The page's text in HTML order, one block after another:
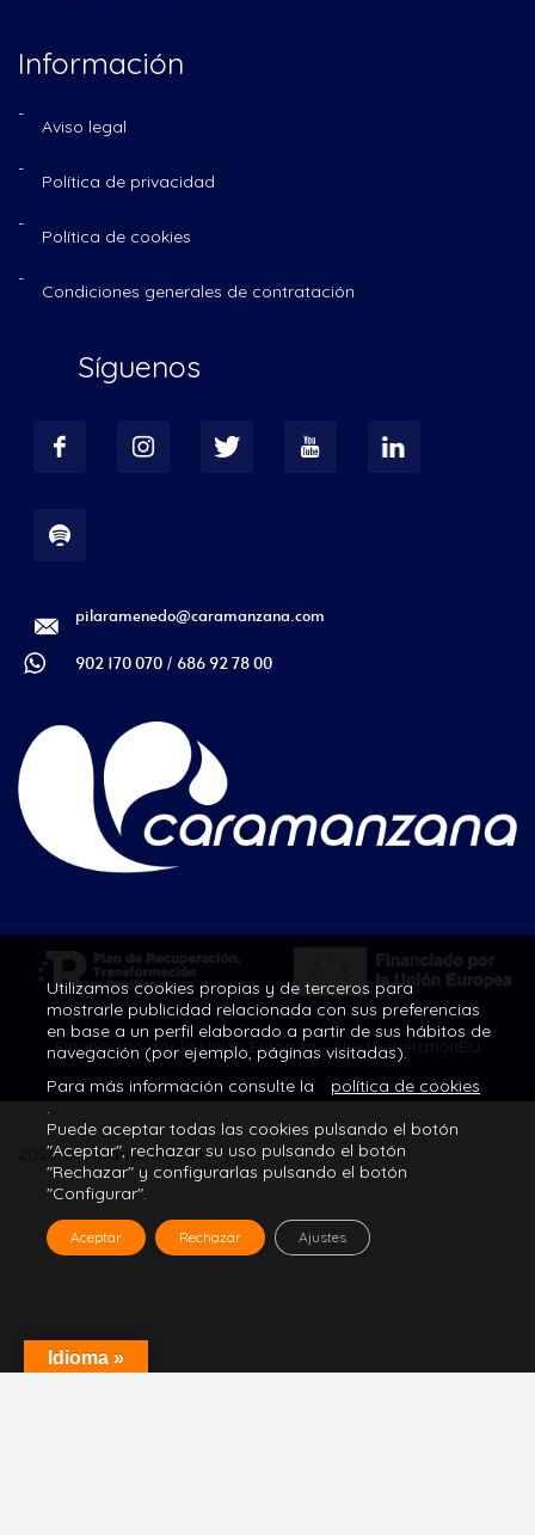
Información
Aviso legal
Política de privacidad
Política de cookies
Condiciones generales de contratación
Síguenos
pilaramenedo@caramanzana.com
902 170 070 / 686 92 78 00
Financiado por la Unión Europea – NextGenerationEU
2026 © Caramanzana Rey S.L.
Idioma »
Utilizamos cookies propias y de terceros para
mostrarle publicidad relacionada con sus preferencias
en base a un perfil elaborado a partir de sus hábitos de
navegación (por ejemplo, páginas visitadas).
Para más información consulte la
política de cookies
.
Puede aceptar todas las cookies pulsando el botón
"Aceptar", rechazar su uso pulsando el botón
"Rechazar" y configurarlas pulsando el botón
"Configurar".
Aceptar Rechazar Ajustes